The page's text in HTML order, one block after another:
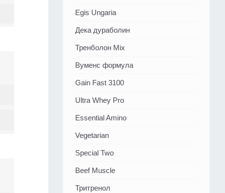
Egis Ungaria
Дека дураболин
Тренболон Mix
Вуменс формула
Gain Fast 3100
Ultra Whey Pro
Essential Amino
Vegetarian
Special Two
Beef Muscle
Тритренол